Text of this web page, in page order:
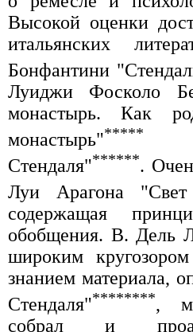
Высокой оценки
итальянских
Бонфантини
Луиджи Фосколо
монастырь. Как
монастырь"*****
и
Стендаля"******.
Луи Арагона "Свет
содержащая
обобщения. В. Дель
широким
знанием материала,
Стендаля"********,
собрал и